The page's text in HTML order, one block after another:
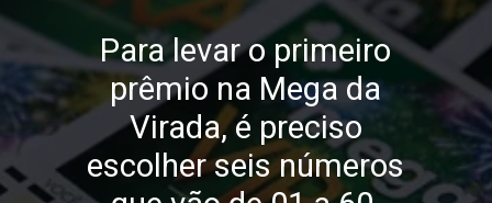
Para levar o primeiro
prêmio na Mega da
Virada, é preciso
escolher seis números